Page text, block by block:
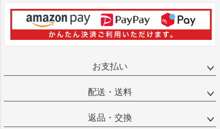
お支払い
配送・送料
返品・交換